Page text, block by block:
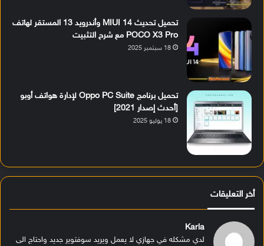
تحميل تحديث MIUI 14 وأندرويد 13 المستقر لهاتف
POCO X3 Pro مع شرح التثبيت
18 سبتمبر 2025
تحميل برنامج Oppo PC Suite لإدارة هواتف أوبو
[أحدث إصدار 2021]
18 يوليو 2025
أخر التعليقات
Karla
لدي مشكله في جهازي لا يعمل ويريد سوفتوير جديد واحتاج الى